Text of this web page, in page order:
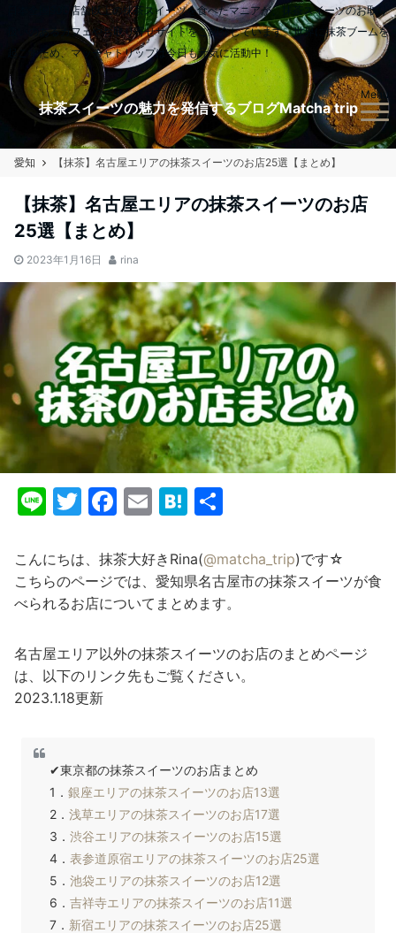
日本全国900店舗以上の抹茶スイーツを食べたマニアが、抹茶スイーツのお取り
扱いのあるカフェやお取り寄せサイトをご紹介しています。世界に抹茶ブームを
起こすため、マッチャトリップは今日も元気に活動中！
抹茶スイーツの魅力を発信するブログMatcha trip
Menu
愛知 【抹茶】名古屋エリアの抹茶スイーツのお店25選【まとめ】
【抹茶】名古屋エリアの抹茶スイーツのお店
25選【まとめ】
2023年1月16日 rina
Li
e
T
itt
er
F
c
e
b
o
o
E
ai
l
H
e
n
a
こんにちは、抹茶大好きRina(@matcha_trip)です☆
こちらのページでは、愛知県名古屋市の抹茶スイーツが食
べられるお店についてまとめます。
名古屋エリア以外の抹茶スイーツのお店のまとめページ
は、以下のリンク先もご覧ください。
2023.1.18更新
✔東京都の抹茶スイーツのお店まとめ
1． 銀座エリアの抹茶スイーツのお店13選
2． 浅草エリアの抹茶スイーツのお店17選
3． 渋谷エリアの抹茶スイーツのお店15選
4． 表参道原宿エリアの抹茶スイーツのお店25選
5． 池袋エリアの抹茶スイーツのお店12選
6． 吉祥寺エリアの抹茶スイーツのお店11選
7． 新宿エリアの抹茶スイーツのお店25選